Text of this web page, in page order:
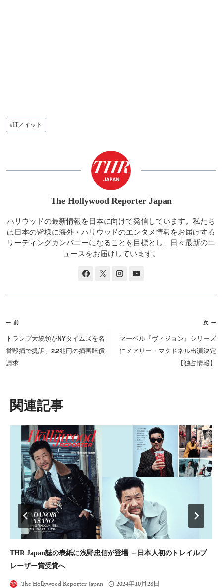
投
稿
#IT／イット
The Hollywood Reporter Japan
ハリウッドの最新情報を日本に向けて発信しています。私たち
は日本の皆様に海外・ハリウッドのエンタメ情報をお届けする
リーディングカンパニーになることを目標とし、日々最新のニ
ュースをお届けしています。
投
稿
ナ
ビ
シ
ョ
ン
前
トランプ大統領がNYタイムズを名
誉毀損で提訴、2.2兆円の損害賠償
請求
次
マーベル『ヴィジョン』シリーズ
にメアリー・マクドネル出演決定
【独占情報】
類似投稿
THR Japan誌の表紙に浅野忠信が登場 －日本人初のトレイルブ
レーザー賞受賞へ
The Hollywood Reporter Japan
2024年10月28日